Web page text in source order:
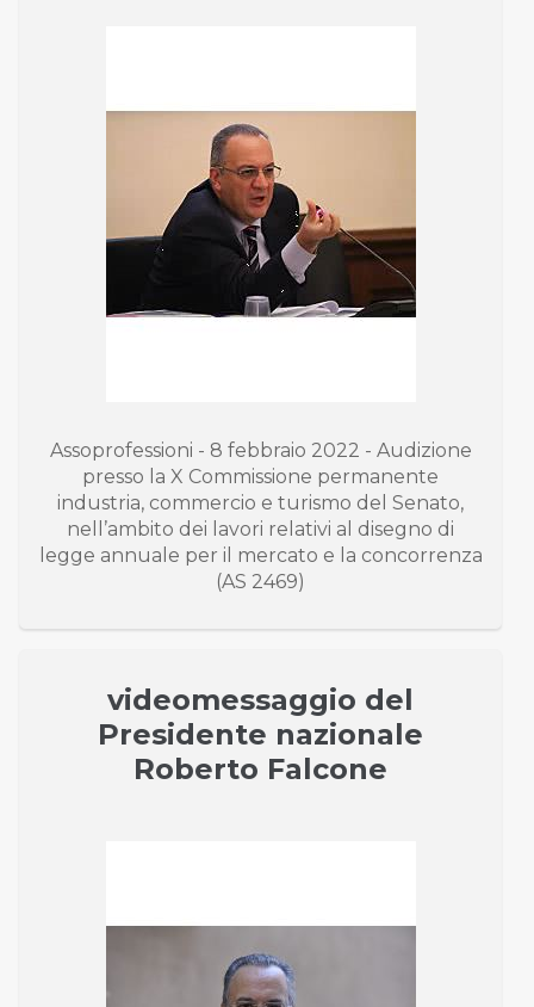
Assoprofessioni - 8 febbraio 2022 - Audizione
presso la X Commissione permanente
industria, commercio e turismo del Senato,
nell’ambito dei lavori relativi al disegno di
legge annuale per il mercato e la concorrenza
(AS 2469)
videomessaggio del
Presidente nazionale
Roberto Falcone